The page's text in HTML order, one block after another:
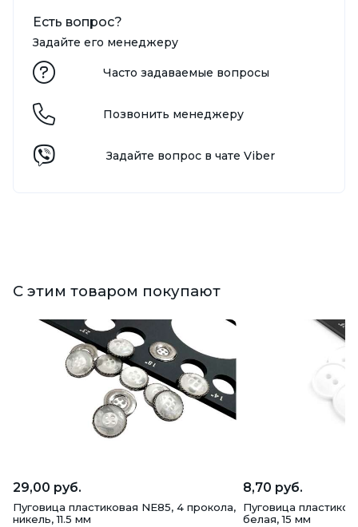
Есть вопрос?
Задайте его менеджеру
Часто задаваемые вопросы
Позвонить менеджеру
Задайте вопрос в чате Viber
С этим товаром покупают
29,00 руб.
Пуговица пластиковая NE85, 4 прокола,
никель, 11.5 мм
8,70 руб.
Пуговица
белая, 15 мм